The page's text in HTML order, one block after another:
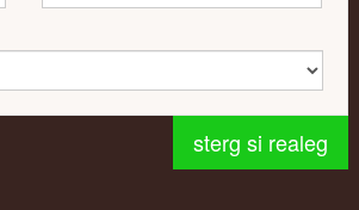
sterg si realeg